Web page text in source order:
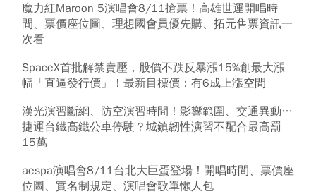
魔力紅Maroon 5演唱會8/11搶票！高雄世運開唱時
間、票價座位圖、理想國會員優先購、拓元售票資訊一
次看
SpaceX首批解禁賣壓，股價不跌反暴漲15%創最大漲
幅「直逼發行價」！最新目標價：有6成上漲空間
漢光演習斷網、防空演習時間！影響範圍、交通異動…
捷運台鐵高鐵公車停駛？城鎮韌性演習不配合最高罰
15萬
aespa演唱會8/11台北大巨蛋登場！開唱時間、票價座
位圖、實名制規定、演唱會歌單懶人包